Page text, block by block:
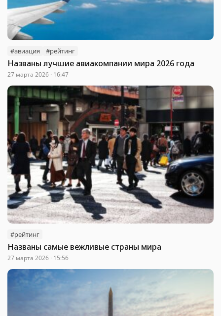
#авиация #рейтинг
Названы лучшие авиакомпании мира 2026 года
27 марта 2026 · 16:47
#рейтинг
Названы самые вежливые страны мира
27 марта 2026 · 15:56